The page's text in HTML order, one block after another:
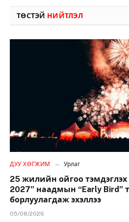
ТӨСТЭЙ НИЙТЛЭЛ
ДУУ ХӨГЖИМ Урлаг
25 жилийн ойгоо
2027” наадмын “Early Bird”
борлуулагдаж эхэллээ
05/08/2026